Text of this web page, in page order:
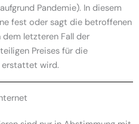
Pandemie). In diesem
fest oder sagt die betroffenen
letzteren Fall der
Preises für die
erstattet wird.